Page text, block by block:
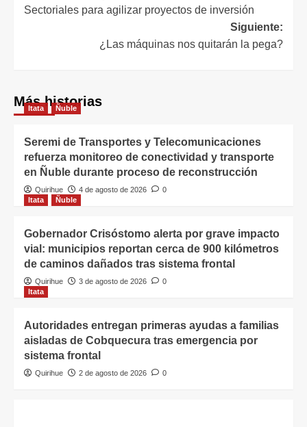
Sectoriales para agilizar proyectos de inversión
Siguiente:
¿Las máquinas nos quitarán la pega?
Más historias
Itata Ñuble
Seremi de Transportes y Telecomunicaciones
refuerza monitoreo de conectividad y transporte
en Ñuble durante proceso de reconstrucción
Quirihue 4 de agosto de 2026
0
Itata
Ñuble
Gobernador Crisóstomo alerta por grave impacto
vial: municipios reportan cerca de 900 kilómetros
de caminos dañados tras sistema frontal
Quirihue 3 de agosto de 2026
0
Itata
Autoridades entregan primeras ayudas a familias
aisladas de Cobquecura tras emergencia por
sistema frontal
Quirihue 2 de agosto de 2026 0